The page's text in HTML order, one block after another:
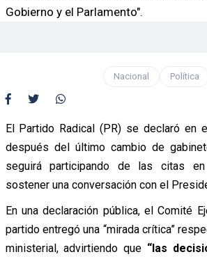
Gobierno y el Parlamento".
Nacional Política
El Partido Radical (PR) se declaró en
después del último cambio de
seguirá participando de las citas
sostener una conversación con el
En una declaración pública, el Comité
partido entregó una “mirada crítica”
ministerial, advirtiendo que “las